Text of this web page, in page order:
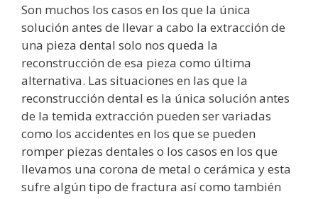
Son muchos los casos en los que la única
solución antes de llevar a cabo la extracción de
una pieza dental solo nos queda la
reconstrucción de esa pieza como última
alternativa. Las situaciones en las que la
reconstrucción dental es la única solución antes
de la temida extracción pueden ser variadas
como los accidentes en los que se pueden
romper piezas dentales o los casos en los que
llevamos una corona de metal o cerámica y esta
sufre algún tipo de fractura así como también